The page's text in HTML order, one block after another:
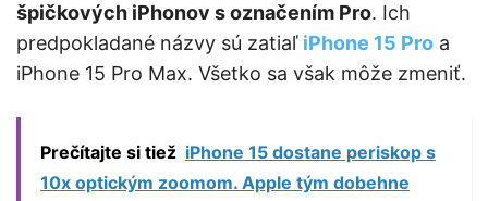
špičkových iPhonov s označením Pro. Ich
predpokladané názvy sú zatiaľ iPhone 15 Pro a
iPhone 15 Pro Max. Všetko sa však môže zmeniť.
Prečítajte si tiež iPhone 15 dostane periskop s
10x optickým zoomom. Apple tým dobehne